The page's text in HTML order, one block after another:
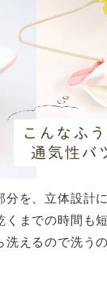
を、立体設計
までの時間も短
えるので洗う